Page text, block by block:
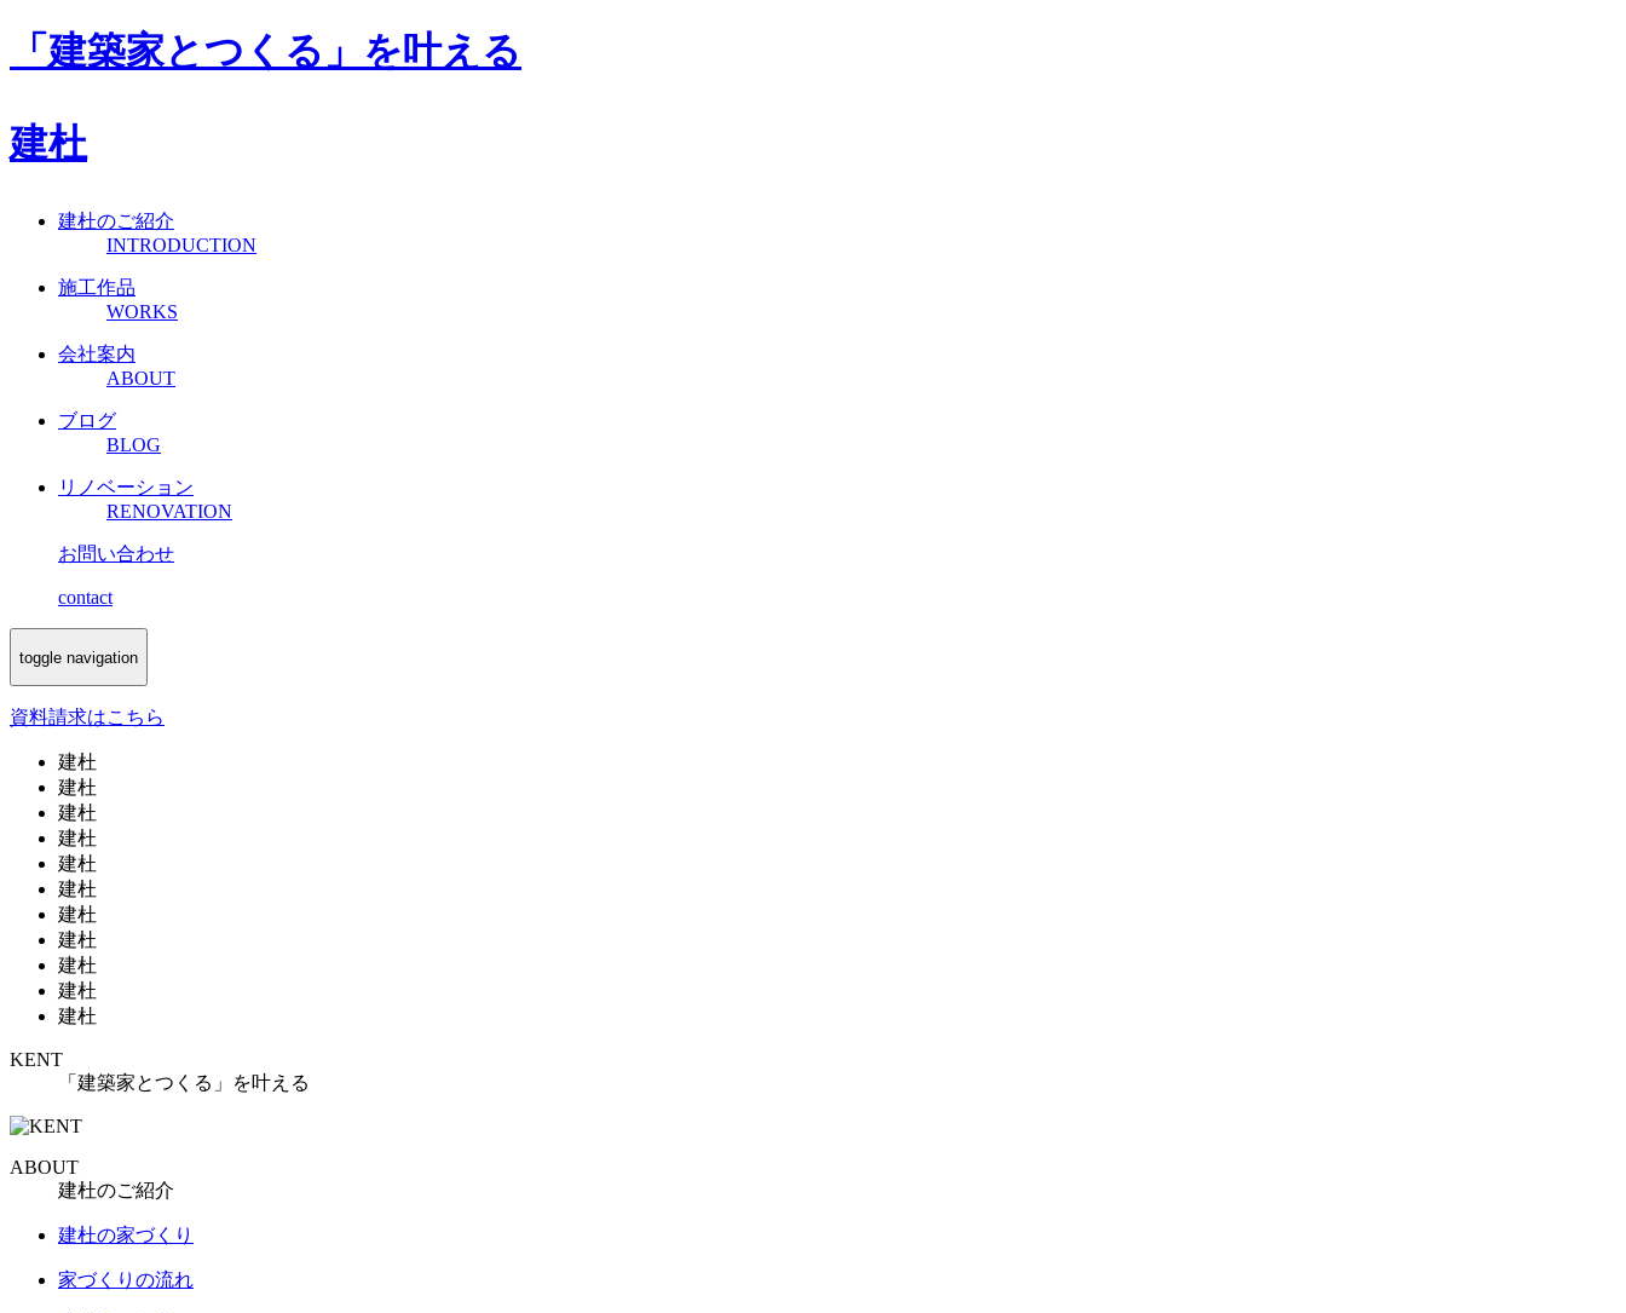
「建築家とつくる」 を叶える
建杜
建杜のご紹介
INTRODUCTION
施工作品
WORKS
会社案内
ABOUT
ブログ
BLOG
リノベーション
RENOVATION
お問い合わせ
contact
toggle navigation
資料請求はこちら
建杜
建杜
建杜
建杜
建杜
建杜
建杜
建杜
建杜
建杜
建杜
KENT
「建築家とつくる」を叶える
ABOUT
建杜のご紹介
建杜の家づくり
家づくりの流れ